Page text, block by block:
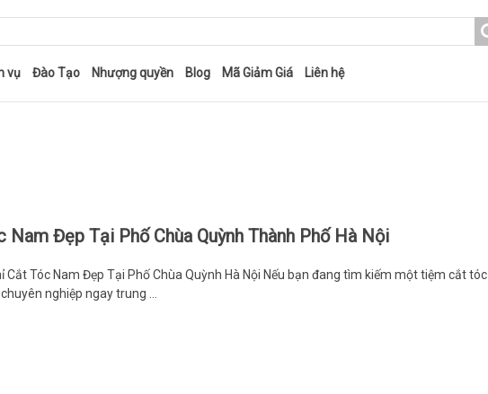
vụ Đào Tạo Nhượng quyền Blog Mã Giảm Giá Liên hệ
Nam Đẹp Tại Phố Chùa Quỳnh Thành Phố Hà Nội
Cắt Tóc Nam Đẹp Tại Phố Chùa Quỳnh Hà Nội Nếu bạn đang tìm kiếm một tiệm cắt tóc
nghiệp ngay trung …